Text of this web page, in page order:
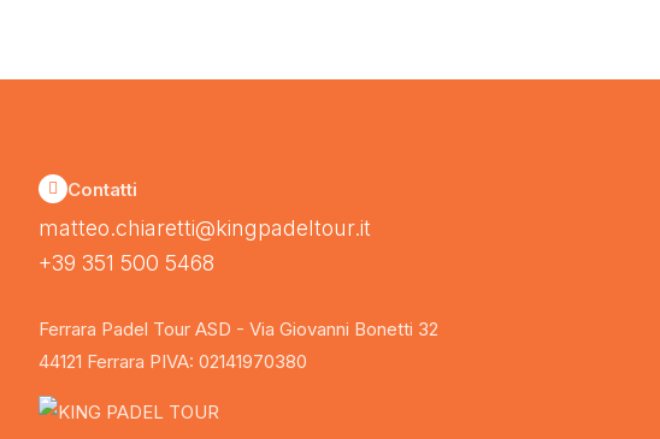
Contatti
matteo.chiaretti@kingpadeltour.it
+39 351 500 5468
Ferrara Padel Tour ASD - Via Giovanni Bonetti 32
44121 Ferrara PIVA: 02141970380